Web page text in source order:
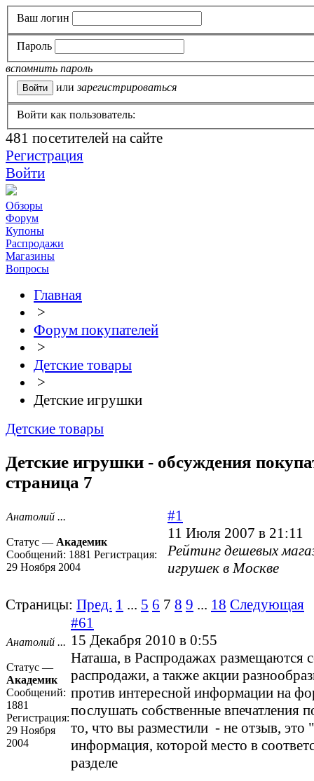
Ваш логин
Пароль
вспомнить пароль
или зарегистрироваться
Войти как пользователь:
481 посетителей на сайте
Регистрация
Войти
Обзоры
Форум
Купоны
Распродажи
Магазины
Вопросы
Главная
>
Форум покупателей
>
Детские товары
>
Детские игрушки
Детские товары
Детские игрушки - обсуждения
страница 7
Анатолий ...
Статус — Академик
Сообщений: 1881 Регистрация:
29 Ноября 2004
#1
11 Июля 2007 в 21:11
Рейтинг дешевых
игрушек в Москве
Страницы: Пред. 1 ... 5 6 7 8 9 ... 18 Следующая
Анатолий ...
Статус —
Академик
Сообщений:
1881
Регистрация:
29 Ноября
2004
#61
15 Декабря 2010 в 0:55
Наташа, в Распродажах размещаются
распродажи, а также акции
против интересной информации на
послушать собственные впечатления
то, что вы разместили - не отзыв, это
информация, которой место в
разделе